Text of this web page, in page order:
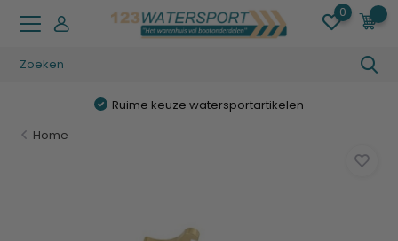
0
Ruime keuze watersportartikelen
Home